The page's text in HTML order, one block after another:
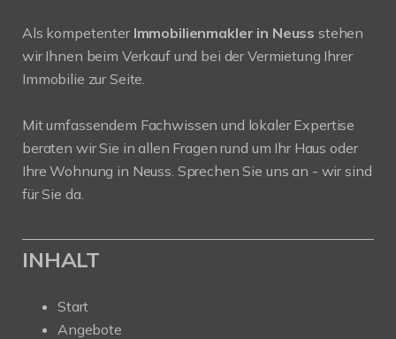
Als kompetenter Immobilienmakler in Neuss stehen
wir Ihnen beim Verkauf und bei der Vermietung Ihrer
Immobilie zur Seite.
Mit umfassendem Fachwissen und lokaler Expertise
beraten wir Sie in allen Fragen rund um Ihr Haus oder
Ihre Wohnung in Neuss. Sprechen Sie uns an - wir sind
für Sie da.
INHALT
Start
Angebote